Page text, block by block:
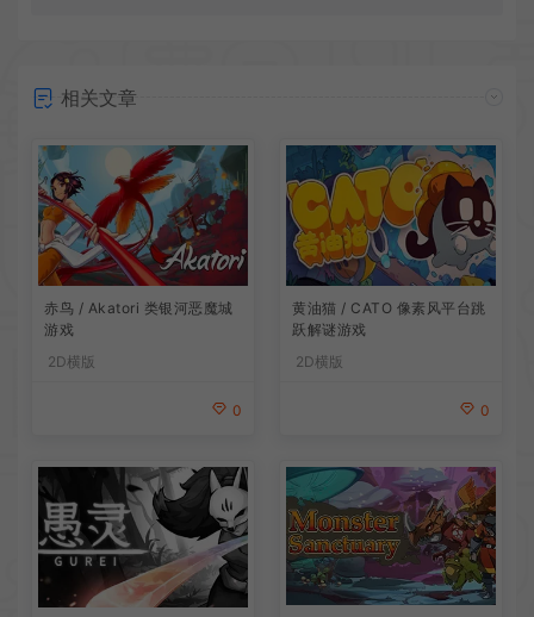
相关文章
赤鸟 / Akatori 类银河恶魔城
游戏
2D横版
0
黄油猫 / CATO 像素风平台跳
跃解谜游戏
2D横版
0